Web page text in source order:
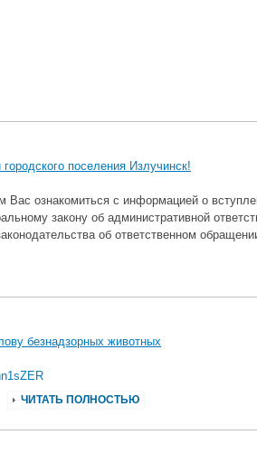
поселения Излучинск!
Вас ознакомиться с информацией о
закону об административной
об ответственном
безнадзорных животных
ЧИТАТЬ ПОЛНОСТЬЮ